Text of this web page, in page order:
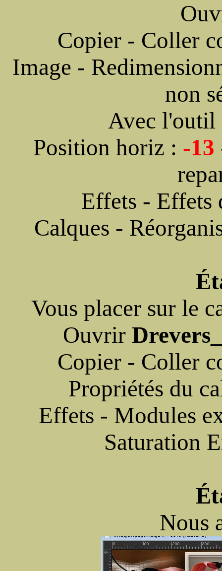
Copier - Coller
Image -
non
Avec l'outil
Position horiz : -13
Effets - Effets
Calques -
Vous placer sur le
Ouvrir
Copier - Coller
Propriétés du
Effets - Modules
Saturation
Nous